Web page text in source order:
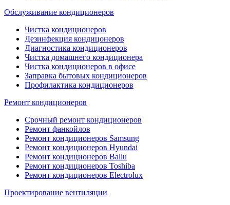
Обслуживание кондиционеров
Чистка кондиционеров
Дезинфекция кондицонеров
Диагностика кондиционеров
Чистка домашнего кондиционера
Чистка кондиционеров в офисе
Заправка бытовых кондиционеров
Профилактика кондиционеров
Ремонт кондиционеров
Срочный ремонт кондиционеров
Ремонт фанкойлов
Ремонт кондиционеров Samsung
Ремонт кондиционеров Hyundai
Ремонт кондиционеров Ballu
Ремонт кондиционеров Toshibа
Ремонт кондиционеров Electrolux
Проектирование вентиляции